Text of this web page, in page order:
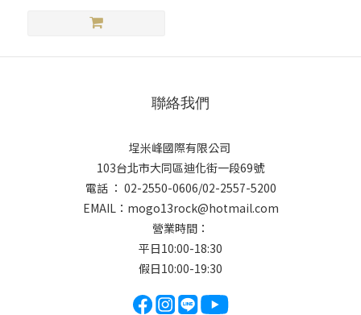
聯絡我們
埕米峰國際有限公司
103台北市大同區迪化街一段69號
電話 ： 02-2550-0606/02-2557-5200
EMAIL： mogo13rock@hotmail.com
營業時間：
平日10:00-18:30
假日10:00-19:30